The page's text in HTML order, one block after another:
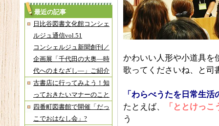
最近の記事
日比谷図書文化館コンシェ
ルジュ通信vol.51
コンシェルジュ新聞創刊／
企画展「千代田の大奥―時
代へのまなざし―」ご紹介
古書店に行ってみよう！知
っておきたいマナーのこと
四番町図書館で開催「だっ
こでおはなし会」?
かわいい人形や小道具を
歌ってくださいね、と司
「わらべうたを日常生
たとえば、
「ととけっ
う